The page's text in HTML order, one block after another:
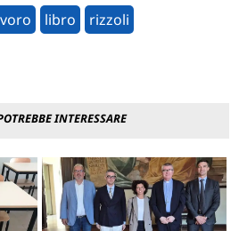
libro rizzoli
INTERESSARE